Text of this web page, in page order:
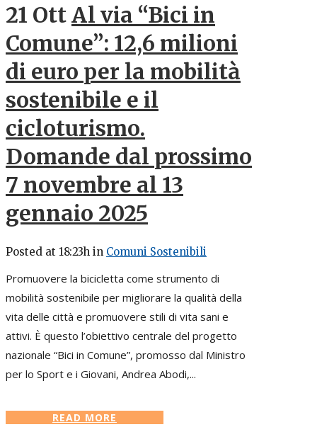
21 OttAl via “Bici in
Comune”: 12,6 milioni
di euro per la mobilità
sostenibile e il
cicloturismo.
Domande dal prossimo
7 novembre al 13
gennaio 2025
Posted at 18:23h in Comuni Sostenibili
Promuovere la bicicletta come strumento di
mobilità sostenibile per migliorare la qualità della
vita delle città e promuovere stili di vita sani e
attivi. È questo l’obiettivo centrale del progetto
nazionale “Bici in Comune”, promosso dal Ministro
per lo Sport e i Giovani, Andrea Abodi,...
READ MORE